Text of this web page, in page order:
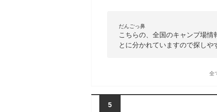
だんごっ鼻
こちらの、全国のキャンプ場
とに分かれていますので探しや
全
5